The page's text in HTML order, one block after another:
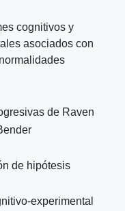
cognitivos y
asociados con
de Raven
de hipótesis
experimental